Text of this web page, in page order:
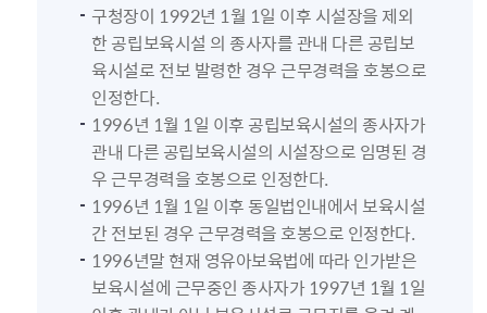
구청장이 1992년 1월 1일 이후 시설장을 제외
한 공립보육시설 의 종사자를 관내 다른 공립보
육시설로 전보 발령한 경우 근무경력을 호봉으로
인정한다.
1996년 1월 1일 이후 공립보육시설의 종사자가
관내 다른 공립보육시설의 시설장으로 임명된 경
우 근무경력을 호봉으로 인정한다.
1996년 1월 1일 이후 동일법인내에서 보육시설
간 전보된 경우 근무경력을 호봉으로 인정한다.
1996년말 현재 영유아보육법에 따라 인가받은
보육시설에 근무중인 종사자가 1997년 1월 1일